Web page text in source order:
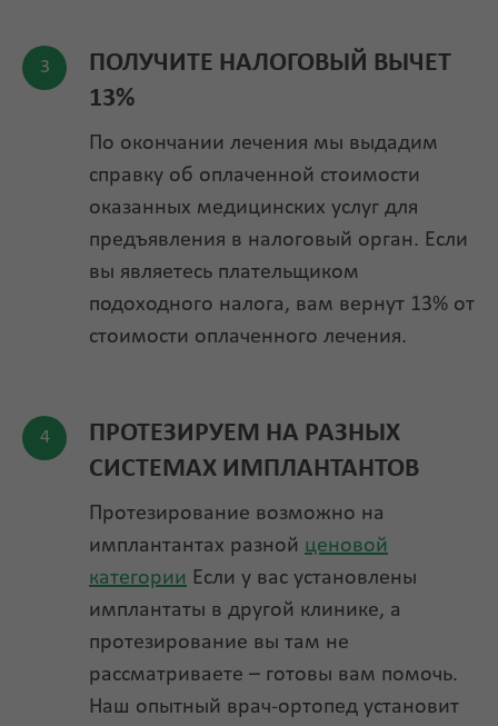
ПОЛУЧИТЕ НАЛОГОВЫЙ ВЫЧЕТ
13%
По окончании лечения мы выдадим
справку об оплаченной стоимости
оказанных медицинских услуг для
предъявления в налоговый орган. Если
вы являетесь плательщиком
подоходного налога, вам вернут 13% от
стоимости оплаченного лечения.
ПРОТЕЗИРУЕМ НА РАЗНЫХ
СИСТЕМАХ ИМПЛАНТАНТОВ
Протезирование возможно на
имплантантах разной ценовой
категории Если у вас установлены
имплантаты в другой клинике, а
протезирование вы там не
рассматриваете – готовы вам помочь.
Наш опытный врач-ортопед установит